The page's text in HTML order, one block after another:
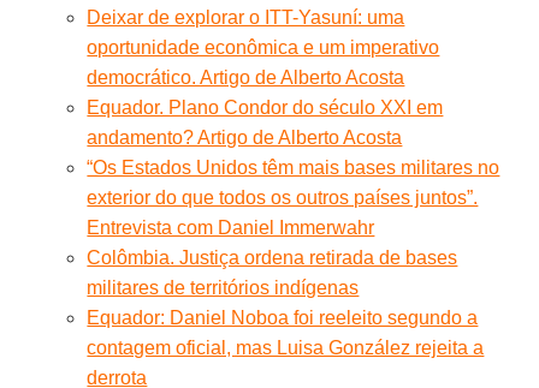
Deixar de explorar o ITT-Yasuní: uma
oportunidade econômica e um imperativo
democrático. Artigo de Alberto Acosta
Equador. Plano Condor do século XXI em
andamento? Artigo de Alberto Acosta
“Os Estados Unidos têm mais bases militares no
exterior do que todos os outros países juntos”.
Entrevista com Daniel Immerwahr
Colômbia. Justiça ordena retirada de bases
militares de territórios indígenas
Equador: Daniel Noboa foi reeleito segundo a
contagem oficial, mas Luisa González rejeita a
derrota